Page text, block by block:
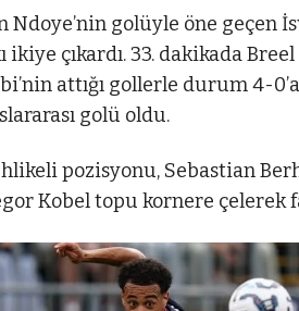
Ndoye’nin golüyle öne geçen
çıkardı. 33. dakikada
attığı gollerle durum 4-
golü oldu.
pozisyonu, Sebastian
Kobel topu kornere çelerek